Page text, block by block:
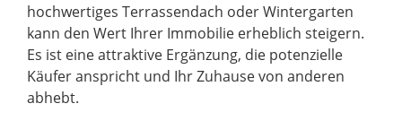
hochwertiges Terrassendach oder Wintergarten
kann den Wert Ihrer Immobilie erheblich steigern.
Es ist eine attraktive Ergänzung, die potenzielle
Käufer anspricht und Ihr Zuhause von anderen
abhebt.